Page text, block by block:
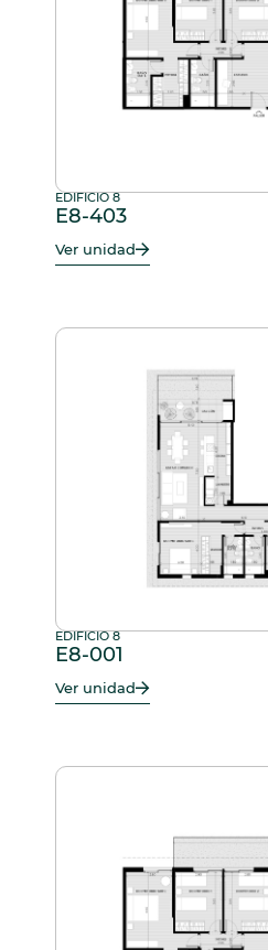
EDIFICIO 8
E8-403
Ver unidad
EDIFICIO 8
E8-001
Ver unidad